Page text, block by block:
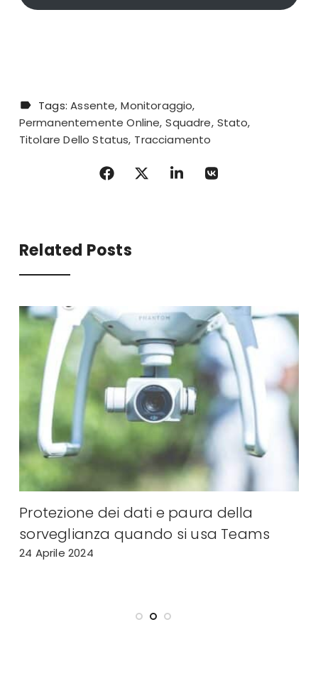
Tags:Assente Monitoraggio
Permanentemente Online Squadre Stato
Titolare Dello Status Tracciamento
Related Posts
La paura dei dipendenti con lo status
di Squadre
23 Aprile 2024